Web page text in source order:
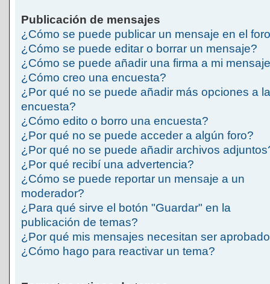
Publicación de mensajes
¿Cómo se puede publicar un mensaje en el
¿Cómo se puede editar o borrar un mensaje?
¿Cómo se puede añadir una firma a mi
¿Cómo creo una encuesta?
¿Por qué no se puede añadir más opciones a la
encuesta?
¿Cómo edito o borro una encuesta?
¿Por qué no se puede acceder a algún foro?
¿Por qué no se puede añadir archivos
¿Por qué recibí una advertencia?
¿Cómo se puede reportar un mensaje a un
moderador?
¿Para qué sirve el botón "Guardar" en la
publicación de temas?
¿Por qué mis mensajes necesitan ser
¿Cómo hago para reactivar un tema?